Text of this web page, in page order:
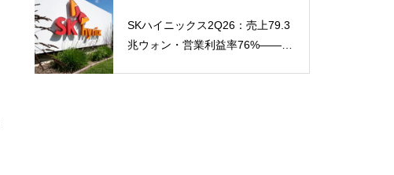
SKハイニックス2Q26：売上79.3
兆ウォン・営業利益率76%——半